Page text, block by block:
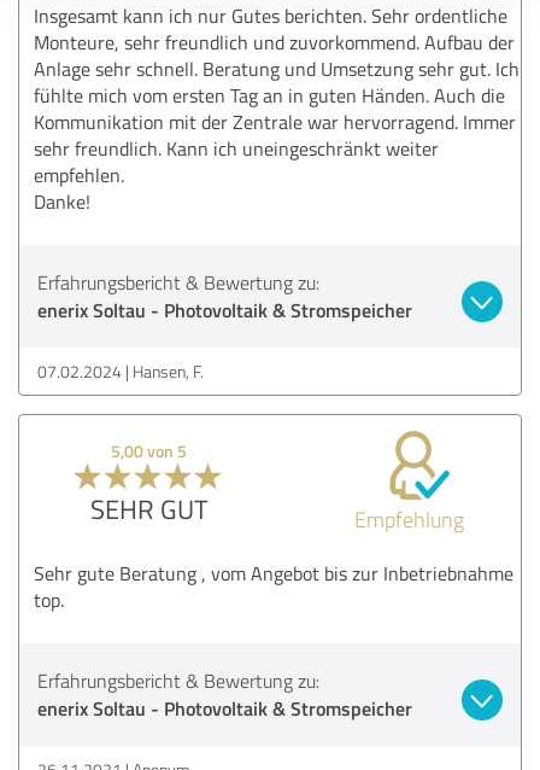
Insgesamt kann ich nur Gutes berichten. Sehr ordentliche
Monteure, sehr freundlich und zuvorkommend. Aufbau der
Anlage sehr schnell. Beratung und Umsetzung sehr gut. Ich
fühlte mich vom ersten Tag an in guten Händen. Auch die
Kommunikation mit der Zentrale war hervorragend. Immer
sehr freundlich. Kann ich uneingeschränkt weiter
empfehlen.
Danke!
Erfahrungsbericht & Bewertung zu:
enerix Soltau - Photovoltaik & Stromspeicher
07.02.2024 Hansen, F.
5,00 von 5
SEHR GUT Empfehlung
Sehr gute Beratung , vom Angebot bis zur Inbetriebnahme
top.
Erfahrungsbericht & Bewertung zu:
enerix Soltau - Photovoltaik & Stromspeicher